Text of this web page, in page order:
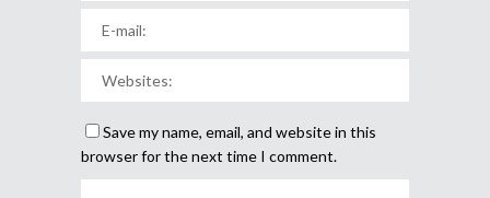
Save my name, email, and website in this
browser for the next time I comment.